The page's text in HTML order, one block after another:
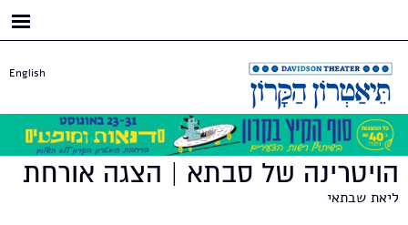
English
הויטרינה של סבתא | הצגה אורחת
ליאת שבתאי